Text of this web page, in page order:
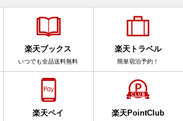
楽天ブックス
いつでも全品送料無料
楽天トラベル
簡単宿泊予約！
楽天ペイ 楽天PointClub